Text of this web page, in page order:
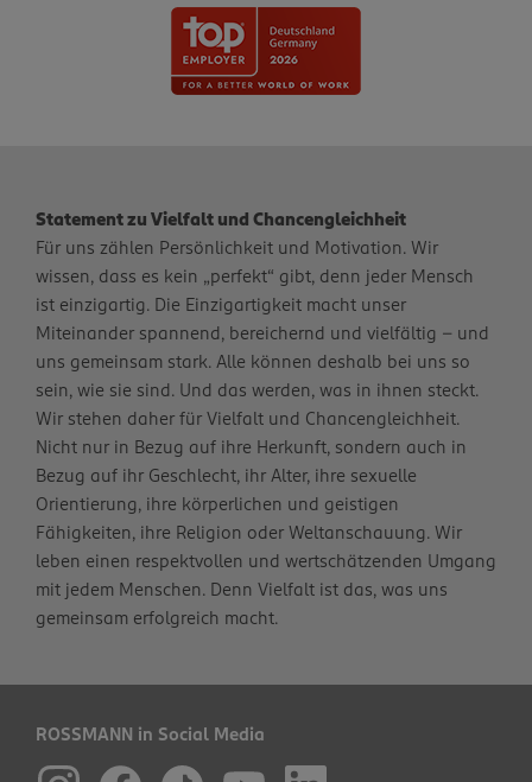
Statement zu Vielfalt und Chancengleichheit
Für uns zählen Persönlichkeit und Motivation. Wir
wissen, dass es kein „perfekt“ gibt, denn jeder Mensch
ist einzigartig. Die Einzigartigkeit macht unser
Miteinander spannend, bereichernd und vielfältig – und
uns gemeinsam stark. Alle können deshalb bei uns so
sein, wie sie sind. Und das werden, was in ihnen steckt.
Wir stehen daher für Vielfalt und Chancengleichheit.
Nicht nur in Bezug auf ihre Herkunft, sondern auch in
Bezug auf ihr Geschlecht, ihr Alter, ihre sexuelle
Orientierung, ihre körperlichen und geistigen
Fähigkeiten, ihre Religion oder Weltanschauung. Wir
leben einen respektvollen und wertschätzenden Umgang
mit jedem Menschen. Denn Vielfalt ist das, was uns
gemeinsam erfolgreich macht.
ROSSMANN in Social Media